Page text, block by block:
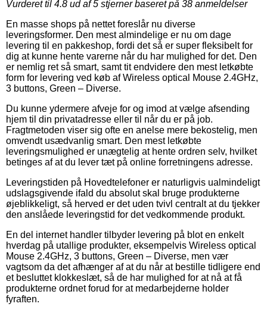
Vurderet til 4.8 ud af 5 stjerner baseret på 38 anmeldelser
En masse shops på nettet foreslår nu diverse
leveringsformer. Den mest almindelige er nu om dage
levering til en pakkeshop, fordi det så er super fleksibelt for
dig at kunne hente varerne når du har mulighed for det. Den
er nemlig ret så smart, samt tit endvidere den mest letkøbte
form for levering ved køb af Wireless optical Mouse 2.4GHz,
3 buttons, Green – Diverse.
Du kunne ydermere afveje for og imod at vælge afsending
hjem til din privatadresse eller til når du er på job.
Fragtmetoden viser sig ofte en anelse mere bekostelig, men
omvendt usædvanlig smart. Den mest letkøbte
leveringsmulighed er unægtelig at hente ordren selv, hvilket
betinges af at du lever tæt på online forretningens adresse.
Leveringstiden på Hovedtelefoner er naturligvis ualmindeligt
udslagsgivende ifald du absolut skal bruge produkterne
øjeblikkeligt, så herved er det uden tvivl centralt at du tjekker
den anslåede leveringstid for det vedkommende produkt.
En del internet handler tilbyder levering på blot en enkelt
hverdag på utallige produkter, eksempelvis Wireless optical
Mouse 2.4GHz, 3 buttons, Green – Diverse, men vær
vagtsom da det afhænger af at du når at bestille tidligere end
et besluttet klokkeslæt, så de har mulighed for at nå at få
produkterne ordnet forud for at medarbejderne holder
fyraften.